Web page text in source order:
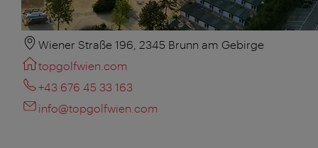
Wiener Straße 196, 2345 Brunn am Gebirge
topgolfwien.com
+43 676 45 33 163
info@topgolfwien.com